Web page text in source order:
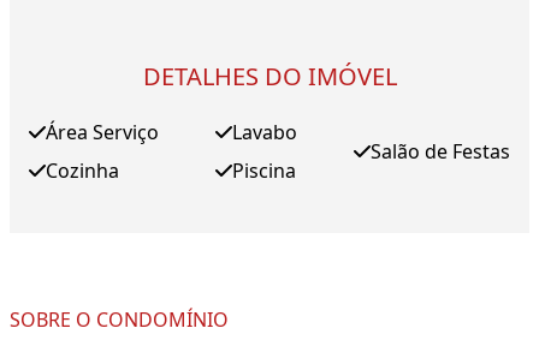
DETALHES DO IMÓVEL
Área Serviço
Cozinha
Lavabo
Piscina
Salão de Festas
SOBRE O CONDOMÍNIO